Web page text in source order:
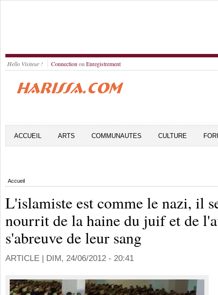
Hello Visiteur ! Connection ou Enregistrement
ACCUEIL ARTS COMMUNAUTES CULTURE
Accueil
L'islamiste est comme le nazi, il
nourrit de la haine du juif et de
s'abreuve de leur sang
ARTICLE | DIM, 24/06/2012 - 20:41